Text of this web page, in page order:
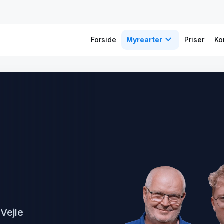
Forside Myrearter expand_more Priser